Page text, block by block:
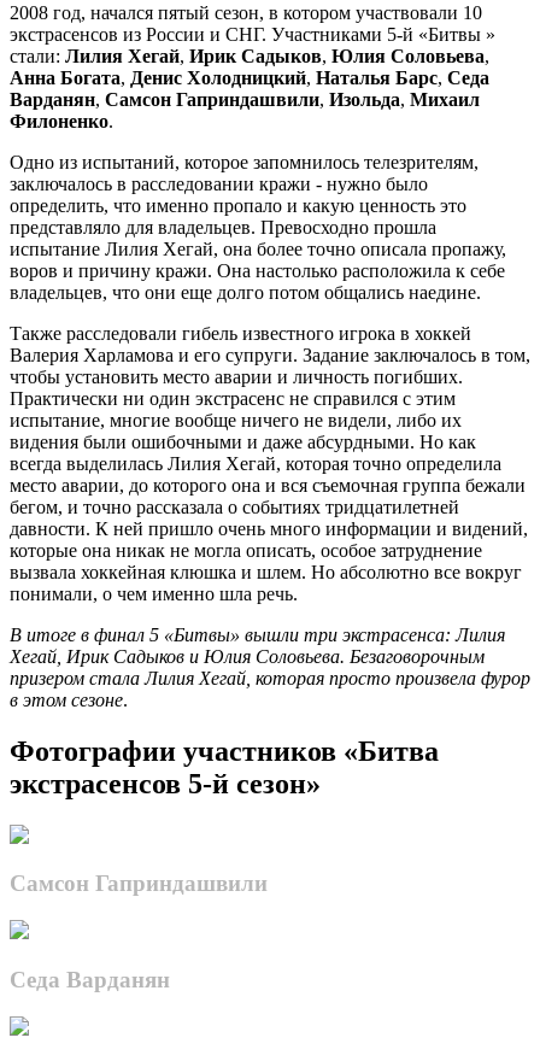
2008 год, начался пятый сезон, в котором участвовали 10
экстрасенсов из России и СНГ. Участниками 5-й «Битвы »
стали: Лилия Хегай, Ирик Садыков, Юлия Соловьева,
Анна Богата, Денис Холодницкий, Наталья Барс, Седа
Варданян, Самсон Гаприндашвили, Изольда, Михаил
Филоненко.
Одно из испытаний, которое запомнилось телезрителям,
заключалось в расследовании кражи - нужно было
определить, что именно пропало и какую ценность это
представляло для владельцев. Превосходно прошла
испытание Лилия Хегай, она более точно описала пропажу,
воров и причину кражи. Она настолько расположила к себе
владельцев, что они еще долго потом общались наедине.
Также расследовали гибель известного игрока в хоккей
Валерия Харламова и его супруги. Задание заключалось в том,
чтобы установить место аварии и личность погибших.
Практически ни один экстрасенс не справился с этим
испытание, многие вообще ничего не видели, либо их
видения были ошибочными и даже абсурдными. Но как
всегда выделилась Лилия Хегай, которая точно определила
место аварии, до которого она и вся съемочная группа бежали
бегом, и точно рассказала о событиях тридцатилетней
давности. К ней пришло очень много информации и видений,
которые она никак не могла описать, особое затруднение
вызвала хоккейная клюшка и шлем. Но абсолютно все вокруг
понимали, о чем именно шла речь.
В итоге в финал 5 «Битвы» вышли три экстрасенса: Лилия
Хегай, Ирик Садыков и Юлия Соловьева. Безаговорочным
призером стала Лилия Хегай, которая просто произвела фурор
в этом сезоне.
Фотографии участников «Битва
экстрасенсов 5-й сезон»
Самсон Гаприндашвили
Седа Варданян